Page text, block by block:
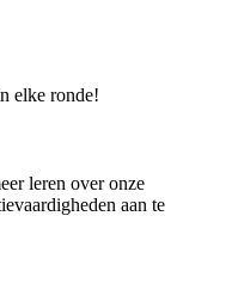
leren over onze
aan te
elke ronde!